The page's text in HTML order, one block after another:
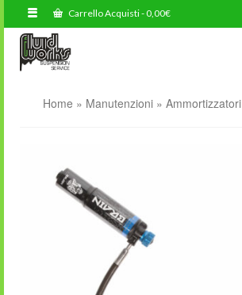
Carrello Acquisti-0,00€
Home » Manutenzioni » Ammortizzatori